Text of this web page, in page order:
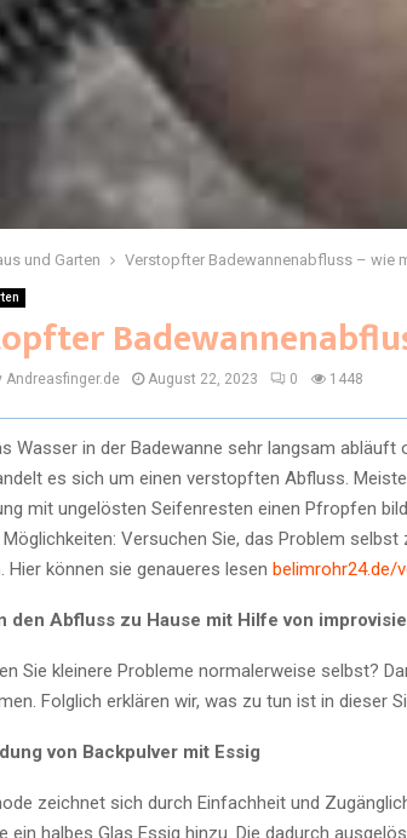
und Garten Verstopfter Badewannenabfluss – wie
Andreasfinger.de August 22, 2023 0 1448
Wasser in der Badewanne sehr langsam
es sich um einen verstopften Abfluss.
mit ungelösten Seifenresten einen Pfropfen
Versuchen Sie, das Problem
Hier können sie genaueres lesen
den Abfluss zu Hause mit Hilfe von
Sie kleinere Probleme normalerweise selbst?
Folglich erklären wir, was zu tun ist in dieser
von Backpulver mit Essig
zeichnet sich durch Einfachheit und
ein halbes Glas Essig hinzu. Die dadurch